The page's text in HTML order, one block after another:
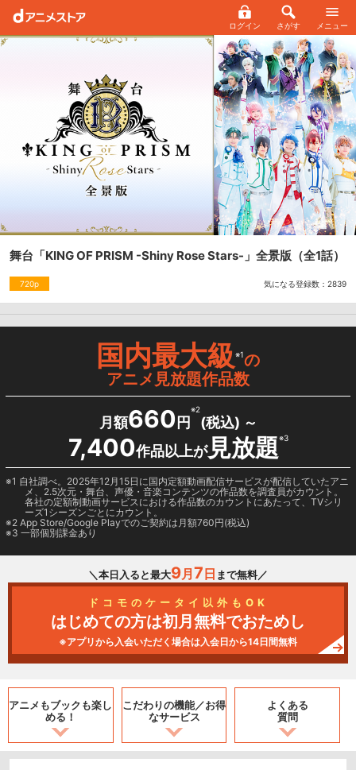
ログイン さがす メニュー
舞台「KING OF PRISM -Shiny Rose Stars-」全景版 （全1話）
720p 気になる登録数： 2839
国内最大級※1の
アニメ見放題作品数
月額660 円
※2
(税込) ～
7,400作品以上が見放題※3
1 自社調べ。2025年12月15日に国内定額動画配信サービスが配信していたアニ
メ、2.5次元・舞台、声優・音楽コンテンツの作品数を調査員がカウント。
各社の定額制動画サービスにおける作品数のカウントにあたって、TVシリ
ーズ1シーズンごとにカウント。
2 App Store/Google Playでのご契約は月額760円(税込)
3 一部個別課金あり
＼本日入ると最大9月 7 日 まで無料／
ドコモのケータイ以外もOK
はじめての方は初月無料でおためし
※アプリから入会いただく場合は入会日から14日間無料
アニメもブックも楽し
める！
こだわりの機能／お得
なサービス
よくある
質問